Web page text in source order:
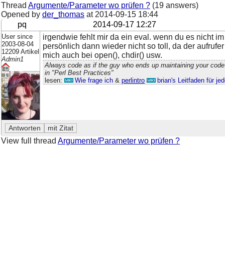
Thread Argumente/Parameter wo prüfen ? (19 answers)
Opened by der_thomas at 2014-09-15 18:44
pq
2014-09-17 12:27
User since
2003-08-04
12209 Artikel
Admin1
irgendwie fehlt mir da ein eval. wenn du es nicht
persönlich dann wieder nicht so toll, da der
mich auch bei open(), chdir() usw.
Always code as if the guy who ends up maintaining your
in "Perl Best Practices"
lesen:
Wie frage ich &perlintro brian's Leitfaden für
View full thread Argumente/Parameter wo prüfen ?